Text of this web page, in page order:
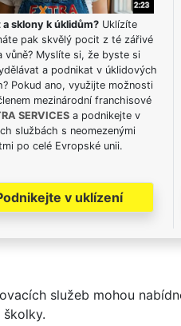
sklony k úklidům?Uklízíte
pak skvělý pocit z té zářivé
vůně? Myslíte si, že byste si
a podnikat v úklidových
Pokud ano, využijte možnosti
mezinárodní franchisové
SERVICESa podnikejte v
službách s neomezenými
po celé Evropské unii.
v uklízení
služeb mohou